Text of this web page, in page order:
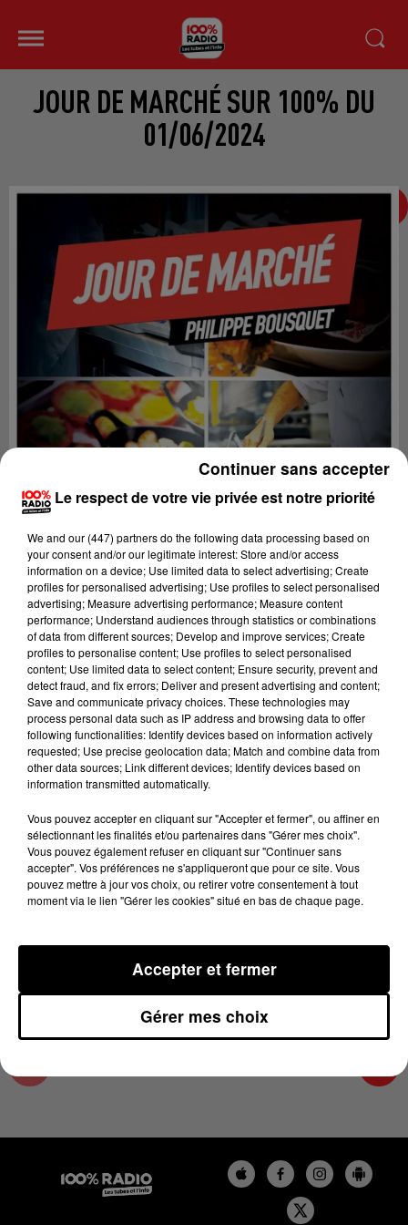
JOUR DE MARCHÉ SUR 100% DU
01/06/2024
Lecture (6 min 15 sec)
100%
Jour de marché sur 100% radio
1er juin 2024 - 6 min 15 sec
JOUR DE MARCHÉ SUR 100% DU 01/06/2024
Bousquet et ses expertys
Le respect de votre vie privée est notre priorité
We and our (447) partnersdo the following data processing based on
your consent and/or our legitimate interest: Store and/or access
information on a device; Use limited data to select advertising; Create
profiles for personalised advertising; Use profiles to select personalised
advertising; Measure advertising performance; Measure content
performance; Understand audiences through statistics or combinations
of data from different sources; Develop and improve services; Create
profiles to personalise content; Use profiles to select personalised
content; Use limited data to select content; Ensure security, prevent and
detect fraud, and fix errors; Deliver and present advertising and content;
Save and communicate privacy choices. These technologies may
process personal data such as IP address and browsing data to offer
following functionalities: Identify devices based on information actively
requested; Use precise geolocation data; Match and combine data from
other data sources; Link different devices; Identify devices based on
information transmitted automatically.
Vous pouvez accepter en cliquant sur "Accepter et fermer", ou affiner en
sélectionnant les finalités et/ou partenaires dans "Gérer mes choix".
Vous pouvez également refuser en cliquant sur "Continuer sans
accepter". Vos préférences ne s'appliqueront que pour ce site. Vous
pouvez mettre à jour vos choix, ou retirer votre consentement à tout
moment via le lien "Gérer les cookies" situé en bas de chaque page.
Gérer mes choix
Accepter et fermer
Continuer sans accepter